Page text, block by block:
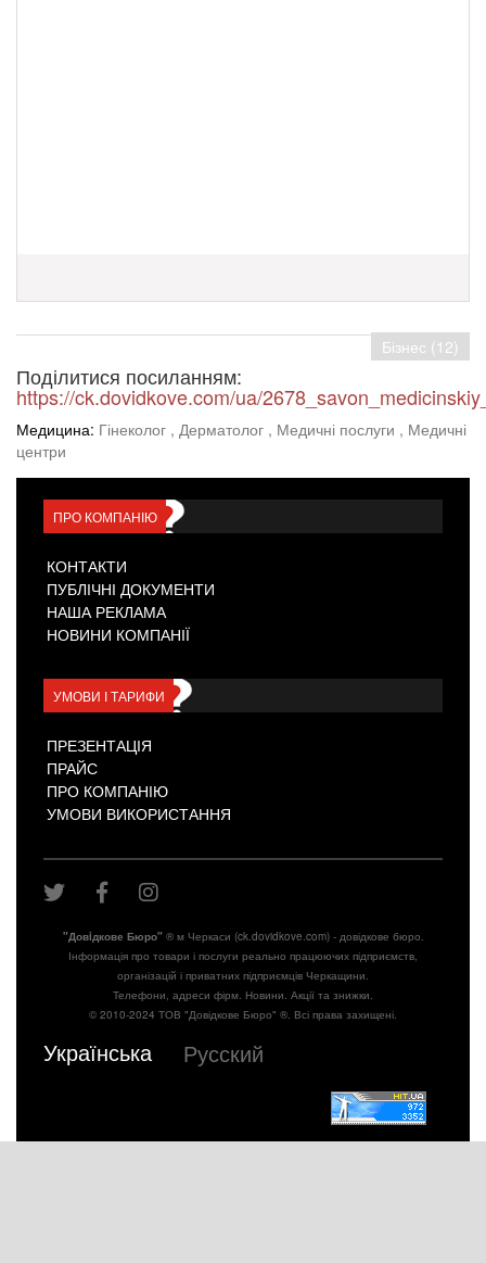
Бізнес (12)
Поділитися посиланням:
https://ck.dovidkove.com/ua/
Медицина: Гінеколог , Дерматолог , Медичні послуги , Медичні
центри
ПРО КОМПАНІЮ
КОНТАКТИ
ПУБЛІЧНІ ДОКУМЕНТИ
НАША РЕКЛАМА
НОВИНИ КОМПАНІЇ
УМОВИ І ТАРИФИ
ПРЕЗЕНТАЦІЯ
ПРАЙС
ПРО КОМПАНІЮ
УМОВИ ВИКОРИСТАННЯ
"Довiдкове Бюро"® м Черкаси (ck.dovidkove.com) - довідкове бюро.
Інформація про товари і послуги реально працюючих підприємств,
організацій і приватних підприємців Черкащини.
Телефони, адреси фірм. Новини. Акції та знижки.
© 2010-2024 ТОВ "Довідкове Бюро" ®. Всі права захищені.
Українська Русский